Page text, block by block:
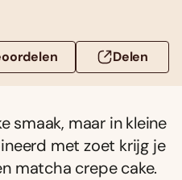
Delen
smaak, maar in kleine
met zoet krijg je
matcha crepe cake.